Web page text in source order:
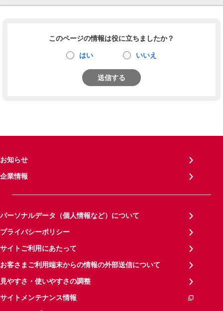
このページの情報は役に立ちましたか？
はい いいえ
送信する
お知らせ
企業情報
パーソナルデータ（個人情報など）について
プライバシーポリシー
サイトご利用にあたって
お客さまご利用端末からの情報の外部送信について
見やすさ・使いやすさの調整
サイトメンテナンス情報